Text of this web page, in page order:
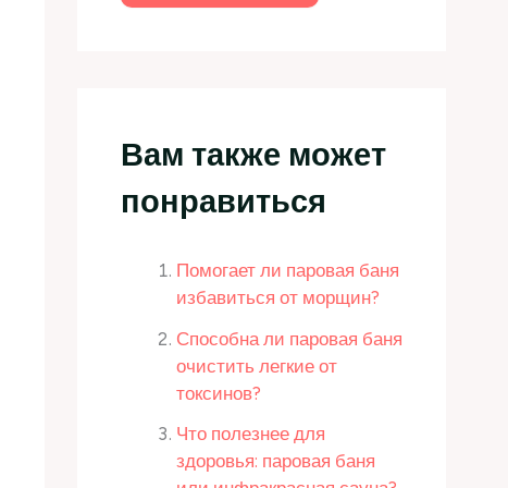
Вам также может
понравиться
Помогает ли паровая баня
избавиться от морщин?
Способна ли паровая баня
очистить легкие от
токсинов?
Что полезнее для
здоровья: паровая баня